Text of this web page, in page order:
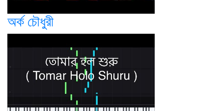
অর্ক চৌধুরী